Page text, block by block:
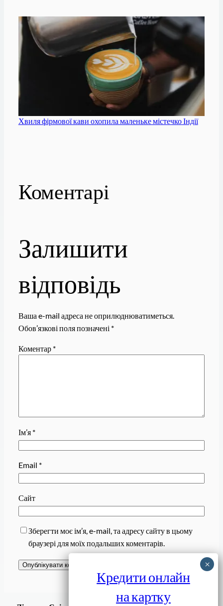
Хвиля фірмової кави охопила маленьке містечко Індії
Коментарі
Залишити
відповідь
Ваша e-mail адреса не оприлюднюватиметься.
Обов’язкові поля позначені *
Коментар *
Ім’я *
Email *
Сайт
Зберегти моє ім’я, e-mail, та адресу сайту в цьому
браузері для моїх подальших коментарів.
Завантажити
Кредити онлайн
на картку